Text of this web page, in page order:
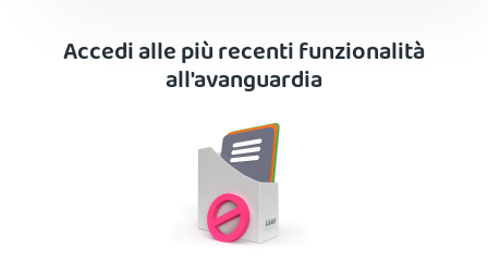
Accedi alle più recenti funzionalità
all'avanguardia